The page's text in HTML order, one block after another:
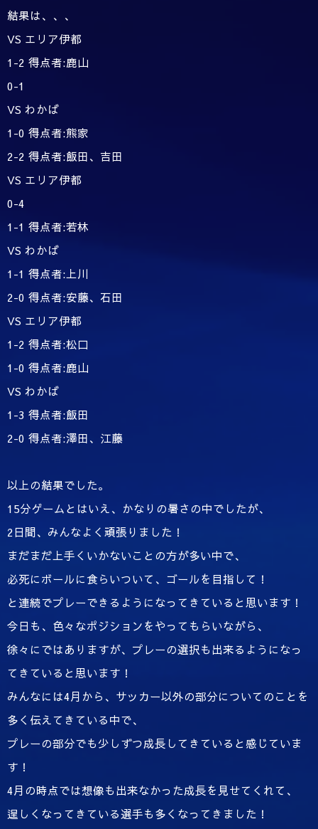
結果は、、、
VS エリア伊都
1-2 得点者:鹿山
0-1
VS わかば
1-0 得点者:熊家
2-2 得点者:飯田、吉田
VS エリア伊都
0-4
1-1 得点者:若林
VS わかば
1-1 得点者:上川
2-0 得点者:安藤、石田
VS エリア伊都
1-2 得点者:松口
1-0 得点者:鹿山
VS わかば
1-3 得点者:飯田
2-0 得点者:澤田、江藤
以上の結果でした。
15分ゲームとはいえ、かなりの暑さの中でしたが、
2日間、みんなよく頑張りました！
まだまだ上手くいかないことの方が多い中で、
必死にボールに食らいついて、ゴールを目指して！
と連続でプレーできるようになってきていると思います！
今日も、色々なポジションをやってもらいながら、
徐々にではありますが、プレーの選択も出来るようになっ
てきていると思います！
みんなには4月から、サッカー以外の部分についてのことを
多く伝えてきている中で、
プレーの部分でも少しずつ成長してきていると感じていま
す！
4月の時点では想像も出来なかった成長を見せてくれて、
逞しくなってきている選手も多くなってきました！